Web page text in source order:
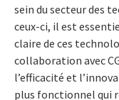
sein du secteur des
ceux-ci, il est
claire de ces
collaboration avec
l’efficacité et
plus fonctionnel qui